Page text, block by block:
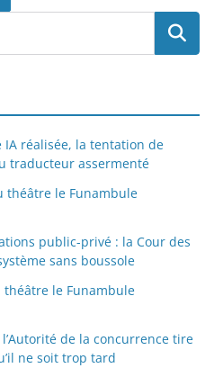
réalisée, la tentation de
traducteur assermenté
théâtre le Funambule
public-privé : la Cour des
sans boussole
théâtre le Funambule
de la concurrence tire
ne soit trop tard